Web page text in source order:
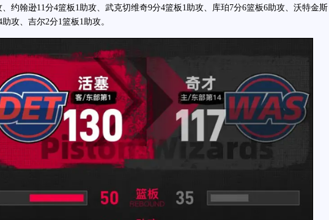
、约翰逊11分4篮板1助攻、武克切维奇9分4篮板1助攻、库珀7分6篮板6助攻、沃特金斯
攻、吉尔2分1篮板1助攻。